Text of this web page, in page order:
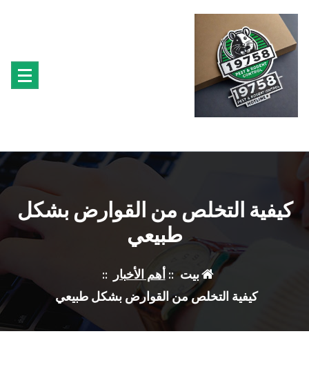
المحتوى
كيفية التخلص من القوارض بشكل
طبيعي
بيت ::أهم الأخبار
::
كيفية التخلص من القوارض بشكل طبيعي